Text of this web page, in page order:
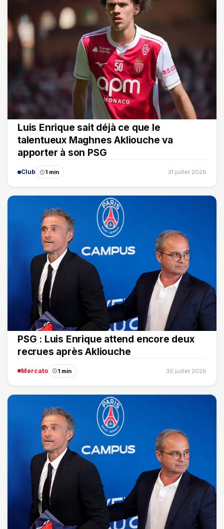
Luis Enrique sait déjà ce que le
talentueux Maghnes Akliouche va
apporter à son PSG
Club 1 min 31 juillet 2026
PSG : Luis Enrique attend encore deux
recrues après Akliouche
Mercato 1 min 30 juillet 2026